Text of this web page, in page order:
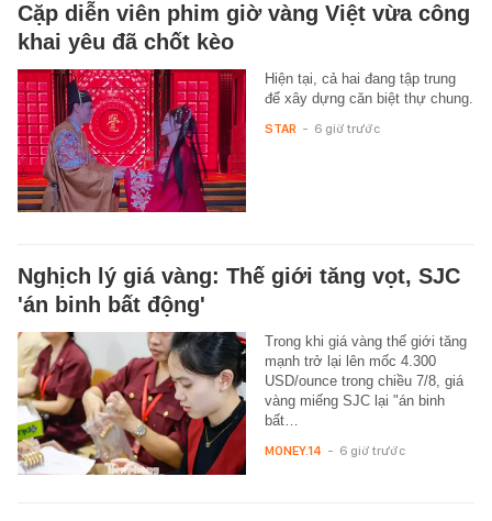
Cặp diễn viên phim giờ vàng Việt vừa công
khai yêu đã chốt kèo
Hiện tại, cả hai đang tập trung
để xây dựng căn biệt thự chung.
STAR - 6 giờ trước
Nghịch lý giá vàng: Thế giới tăng vọt, SJC
'án binh bất động'
Trong khi giá vàng thế giới tăng
mạnh trở lại lên mốc 4.300
USD/ounce trong chiều 7/8, giá
vàng miếng SJC lại "án binh
bất…
MONEY.14 - 6 giờ trước